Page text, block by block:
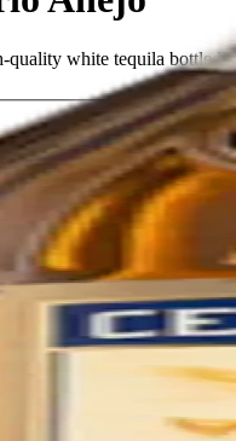
white tequila bottled